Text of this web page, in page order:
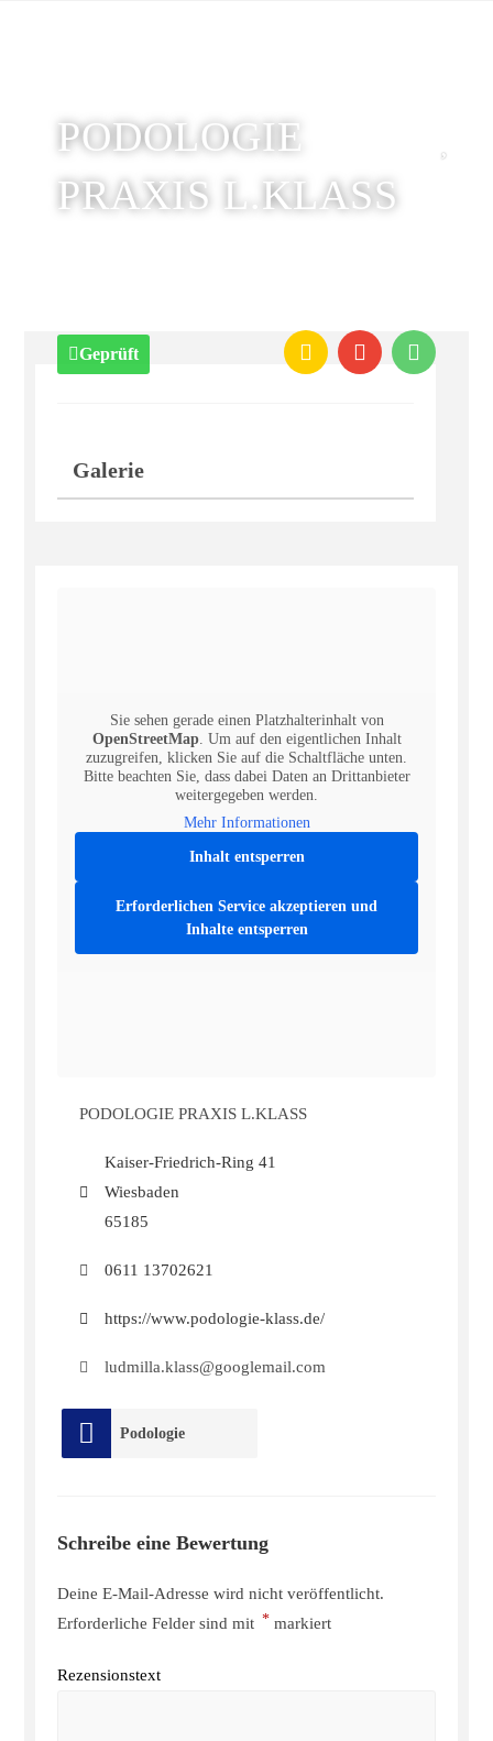
PODOLOGIE
PRAXIS L.KLASS
Geprüft
Galerie
Sie sehen gerade einen Platzhalterinhalt von
OpenStreetMap. Um auf den eigentlichen Inhalt
zuzugreifen, klicken Sie auf die Schaltfläche unten.
Bitte beachten Sie, dass dabei Daten an Drittanbieter
weitergegeben werden.
Mehr Informationen
Inhalt entsperren
Erforderlichen Service akzeptieren und
Inhalte entsperren
PODOLOGIE PRAXIS L.KLASS
Kaiser-Friedrich-Ring 41
Wiesbaden
65185
0611 13702621
https://www.podologie-klass.de/
ludmilla.klass@googlemail.com
Podologie
Schreibe eine Bewertung
Deine E-Mail-Adresse wird nicht veröffentlicht.
Erforderliche Felder sind mit * markiert
Rezensionstext